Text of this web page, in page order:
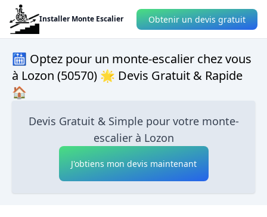
Installer Monte Escalier Obtenir un devis gratuit
🛗 Optez pour un monte-escalier chez vous
à Lozon (50570) 🌟 Devis Gratuit & Rapide
🏠
Devis Gratuit & Simple pour votre monte-
escalier à Lozon
J'obtiens mon devis maintenant